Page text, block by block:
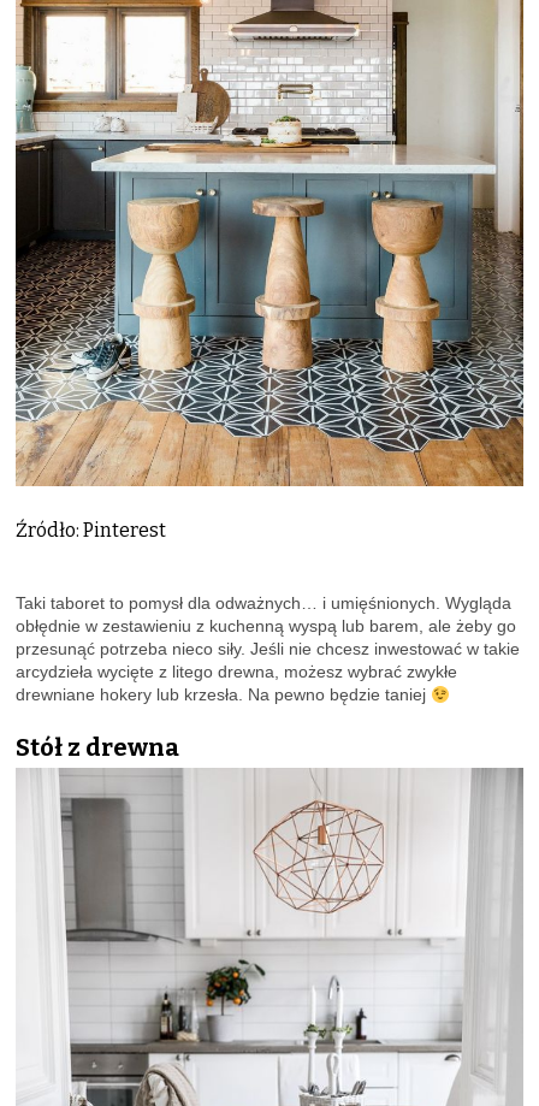
Źródło: Pinterest
Taki taboret to pomysł dla odważnych… i umięśnionych. Wygląda
obłędnie w zestawieniu z kuchenną wyspą lub barem, ale żeby go
przesunąć potrzeba nieco siły. Jeśli nie chcesz inwestować w takie
arcydzieła wycięte z litego drewna, możesz wybrać zwykłe
drewniane hokery lub krzesła. Na pewno będzie taniej
Stół z drewna